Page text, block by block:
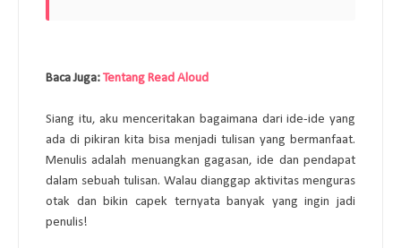
Baca Juga: Tentang Read Aloud
Siang itu, aku menceritakan bagaimana dari ide-ide yang
ada di pikiran kita bisa menjadi tulisan yang bermanfaat.
Menulis adalah menuangkan gagasan, ide dan pendapat
dalam sebuah tulisan. Walau dianggap aktivitas menguras
otak dan bikin capek ternyata banyak yang ingin jadi
penulis!